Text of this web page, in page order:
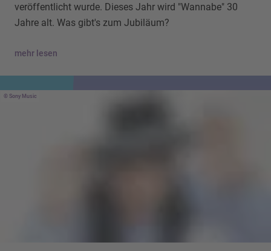
veröffentlicht wurde. Dieses Jahr wird "Wannabe" 30
Jahre alt. Was gibt's zum Jubiläum?
mehr lesen
Sony Music